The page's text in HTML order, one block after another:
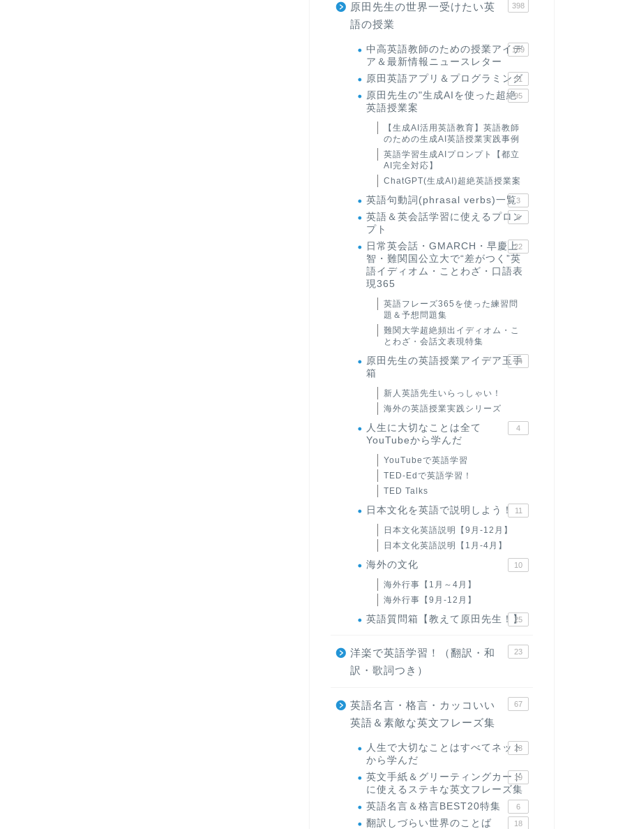
原田先生の世界一受けたい英
語の授業
398
中高英語教師のための授業アイデ
ア＆最新情報ニュースレター
169
原田英語アプリ＆プログラミング
31
原田先生の"生成AIを使った超絶
英語授業案
95
【生成AI活用英語教育】英語教師
のための生成AI英語授業実践事例
英語学習生成AIプロンプト【都立
AI完全対応】
ChatGPT(生成AI)超絶英語授業案
英語句動詞(phrasal verbs)一覧3
英語＆英会話学習に使えるプロン
プト
6
日常英会話・GMARCH・早慶上
智・難関国公立大で“差がつく”英
語イディオム・ことわざ・口語表
現365
22
英語フレーズ365を使った練習問
題＆予想問題集
難関大学超絶頻出イディオム・こ
とわざ・会話文表現特集
原田先生の英語授業アイデア玉手
箱
24
新人英語先生いらっしゃい！
海外の英語授業実践シリーズ
人生に大切なことは全て
YouTubeから学んだ
4
YouTubeで英語学習
TED-Edで英語学習！
TED Talks
日本文化を英語で説明しよう！ 11
日本文化英語説明【9月-12月】
日本文化英語説明【1月-4月】
海外の文化 10
海外行事【1月～4月】
海外行事【9月-12月】
英語質問箱【教えて原田先生！】
25
洋楽で英語学習！（翻訳・和
訳・歌詞つき）
23
英語名言・格言・カッコいい
英語＆素敵な英文フレーズ集
67
人生で大切なことはすべてネット
から学んだ
23
英文手紙＆グリーティングカード
に使えるステキな英文フレーズ集
19
英語名言＆格言BEST20特集 6
翻訳しづらい世界のことば 18